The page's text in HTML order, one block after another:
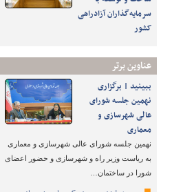
سرمایه‌گذاران آزادراهی
کشور
عناوین برتر
ببینید | برگزاری
نهمین جلسه شورای
عالی شهرسازی و
معماری
نهمین جلسه شورای عالی شهرسازی و معماری
به ریاست وزیر راه و شهرسازی و حضور اعضای
شورا در ساختمان…